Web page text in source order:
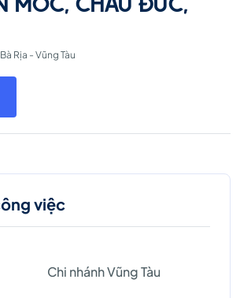
Bà Rịa - Vũng Tàu
việc
Chi nhánh Vũng Tàu